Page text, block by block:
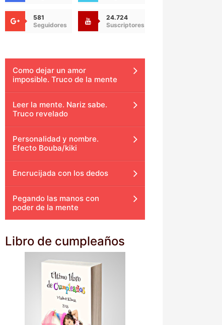
581
Seguidores
24.724
Suscriptores
Como dejar un amor
imposible. Truco de la mente
Leer la mente. Nariz sabe.
Truco revelado
Personalidad y nombre.
Efecto Bouba/kiki
Encrucijada con los dedos
Pegando las manos con
poder de la mente
Libro de cumpleaños